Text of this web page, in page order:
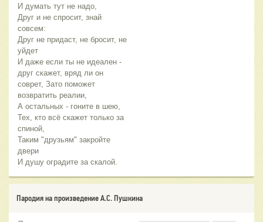
И думать тут не надо,
Друг и не спросит, знай
совсем:
Друг не придаст, не бросит, не
уйдет
И даже если ты не идеален -
друг скажет, вряд ли он
соврет, Зато поможет
возвратить реалии,
А остальных - гоните в шею,
Тех, кто всё скажет только за
спиной,
Таким "друзьям" закройте
двери
И душу оградите за скалой.
Пародия на произведение А.С. Пушкина